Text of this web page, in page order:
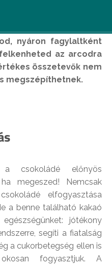
nyáron fagylaltként
az arcodra
összetevők nem
megszépíthetnek.
csokoládé előnyös
megeszed! Nemcsak
elfogyasztása
a benne található kakaó
jótékony
segíti a fiatalság
a cukorbetegség ellen is
fogyasztjuk. A